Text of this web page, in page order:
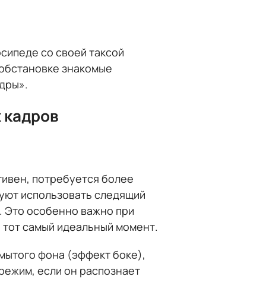
со своей таксой
знакомые
потребуется более
использовать следящий
Это особенно важно при
самый идеальный момент.
фона (эффект боке),
если он распознает